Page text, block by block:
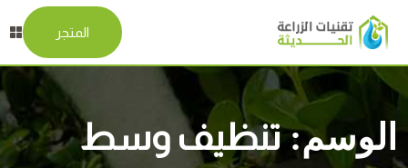
المتجر
الوسم:تنظيف وسط